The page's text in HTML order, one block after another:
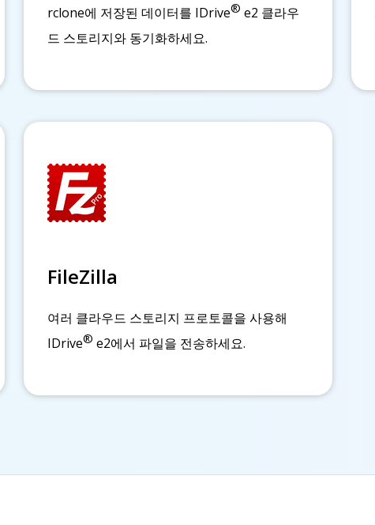
rclone에 저장된 데이터를 IDrive® e2 클라우
드 스토리지와 동기화하세요.
FileZilla
여러 클라우드 스토리지 프로토콜을 사용해
IDrive® e2에서 파일을 전송하세요.